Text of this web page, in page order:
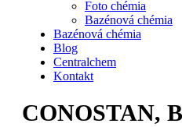
Foto chémia
Bazénová chémia
Bazénová chémia
Blog
Centralchem
Kontakt
CONOSTAN,